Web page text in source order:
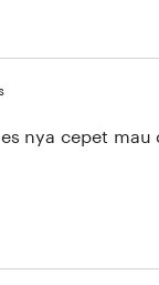
nya cepet mau